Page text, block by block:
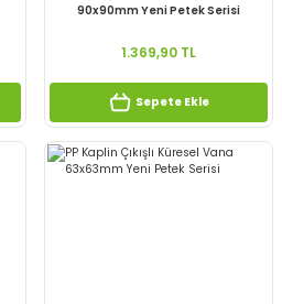
90x90mm Yeni Petek Serisi
1.369,90 TL
Sepete Ekle